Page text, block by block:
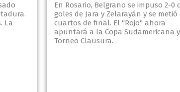
La
En Rosario, Belgrano se impuso 2-0
goles de Jara y Zelarayán y se metió
cuartos de final. El "Rojo" ahora
apuntará a la Copa Sudamericana
Torneo Clausura.